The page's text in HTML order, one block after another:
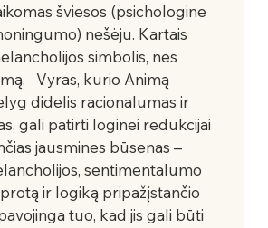
šviesos (psichologine
nešėju. Kartais
simbolis, nes
Vyras, kurio Animą
didelis racionalumas ir
gali patirti loginei redukcijai
jausmines būsenas –
sentimentalumo
ir logiką pripažįstančio
tuo, kad jis gali būti